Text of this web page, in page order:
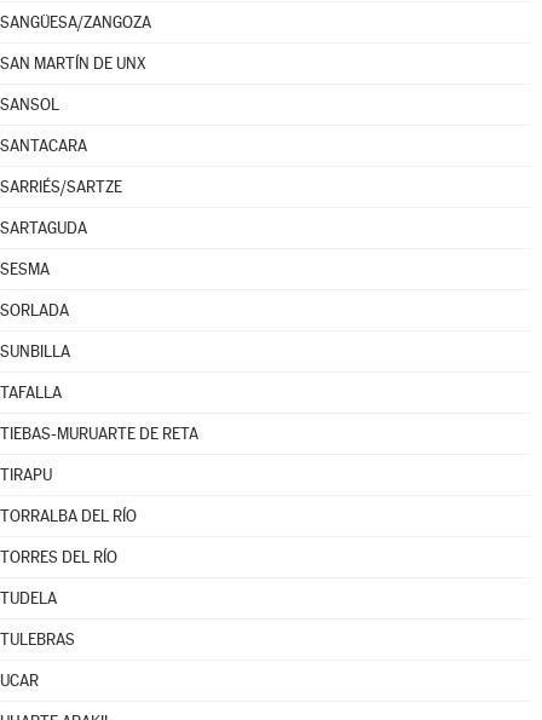
SANGÜESA/ZANGOZA
SAN MARTÍN DE UNX
SANSOL
SANTACARA
SARRIÉS/SARTZE
SARTAGUDA
SESMA
SORLADA
SUNBILLA
TAFALLA
TIEBAS-MURUARTE DE RETA
TIRAPU
TORRALBA DEL RÍO
TORRES DEL RÍO
TUDELA
TULEBRAS
UCAR